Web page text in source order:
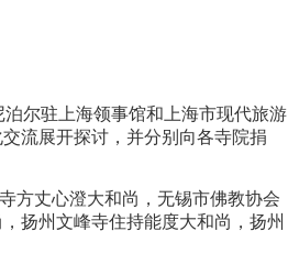
尔驻上海领事馆和上海市现代旅游
流展开探讨，并分别向各寺院捐
方丈心澄大和尚，无锡市佛教协会
扬州文峰寺住持能度大和尚，扬州